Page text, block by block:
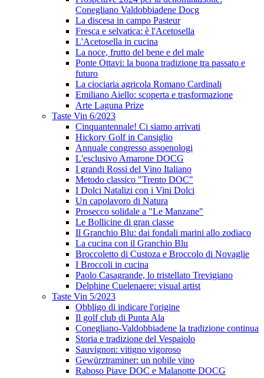
Conegliano Valdobbiadene Docg
La discesa in campo Pasteur
Fresca e selvatica: è l'Acetosella
L'Acetosella in cucina
La noce, frutto del bene e del male
Ponte Ottavi: la buona tradizione tra passato e
futuro
La ciociaria agricola Romano Cardinali
Emiliano Aiello: scoperta e trasformazione
Arte Laguna Prize
Taste Vin 6/2023
Cinquantennale! Ci siamo arrivati
Hickory Golf in Cansiglio
Annuale congresso assoenologi
L'esclusivo Amarone DOCG
I grandi Rossi del Vino Italiano
Metodo classico "Trento DOC"
I Dolci Natalizi con i Vini Dolci
Un capolavoro di Natura
Prosecco solidale a "Le Manzane"
Le Bollicine di gran classe
Il Granchio Blu: dai fondali marini allo zodiaco
La cucina con il Granchio Blu
Broccoletto di Custoza e Broccolo di Novaglie
I Broccoli in cucina
Paolo Casagrande, lo tristellato Trevigiano
Delphine Cuelenaere: visual artist
Taste Vin 5/2023
Obbligo di indicare l'origine
Il golf club di Punta Ala
Conegliano-Valdobbiadene la tradizione continua
Storia e tradizione del Vespaiolo
Sauvignon: vitigno vigoroso
Gewürztraminer: un nobile vino
Raboso Piave DOC e Malanotte DOCG